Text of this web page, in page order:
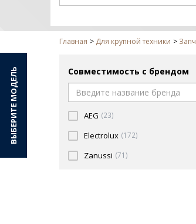
Главная Для крупной техники
Совместимость с брендом
AEG (23)
Electrolux (172)
Zanussi (71)
ВЫБЕРИТЕ МОДЕЛЬ